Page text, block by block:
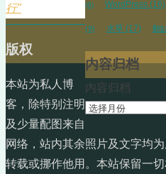
行"
(6) WordPress (16)
(9) 水草 (17) 翻
内容归档
内容归档
版权
本站为私人博
客，除特别注明
及少量配图来自
网络，站内其余照片及文字均
转载或挪作他用。本站保留一切